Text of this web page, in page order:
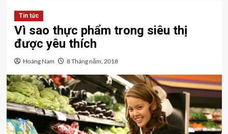
Tin tức
Vì sao thực phẩm trong siêu thị
được yêu thích
Hoàng Nam 8 Tháng năm, 2018